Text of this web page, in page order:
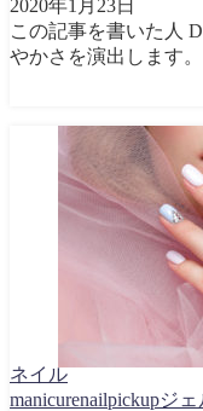
2020年1月23日
この記事を書いた人
やかさを演出します
ネイル
manicurenailpickupジ